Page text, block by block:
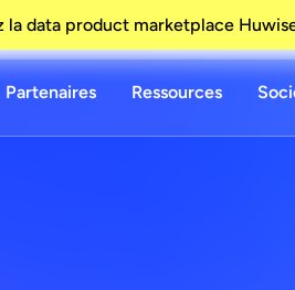
la data product marketplace
Partenaires Ressources